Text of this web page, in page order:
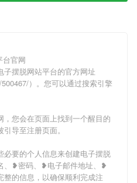
台官网
摆脱网站平台的官方网址
）。您可以通过搜索引擎
您会在页面上找到一个醒目的
导至注册页面。
要的个人信息来创建电子摆脱
、❥密码、❥电子邮件地址、❥
的信息，以确保顺利完成注